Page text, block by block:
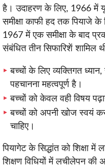
है। उदाहरण के लिए, 1966 में
समीक्षा काफी हद तक पियाजे के
1967 में एक समीक्षा के बाद
संबंधित तीन सिफारिशें शामिल
बच्चों के लिए व्यक्तिगत
पहचानना महत्वपूर्ण है।
बच्चों को केवल वही विषय
बच्चों को अपनी खोज स्वयं
चाहिए।
पियागेट के सिद्धांत को शिक्षा में
शिक्षण विधियों में लचीलेपन